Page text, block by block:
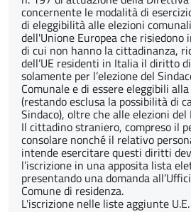
concernente le modalità di
di eleggibilità alle elezioni
dell'Unione Europea che risiedono
di cui non hanno la cittadinanza,
dell’UE residenti in Italia il diritto
solamente per l’elezione del
Comunale e di essere eleggibili
(restando esclusa la possibilità di
Sindaco), oltre che alle elezioni
Il cittadino straniero, compreso il
consolare nonché il relativo
intende esercitare questi diritti
l’iscrizione in una apposita lista
presentando una domanda
Comune di residenza.
L'iscrizione nelle liste aggiunte